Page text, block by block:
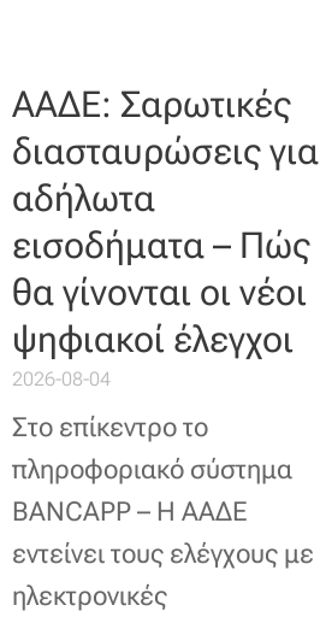
ΑΑΔΕ: Σαρωτικές
διασταυρώσεις για
αδήλωτα
εισοδήματα – Πώς
θα γίνονται οι νέοι
ψηφιακοί έλεγχοι
2026-08-04
Στο επίκεντρο το
πληροφοριακό σύστημα
BANCAPP – Η ΑΑΔΕ
εντείνει τους ελέγχους με
ηλεκτρονικές